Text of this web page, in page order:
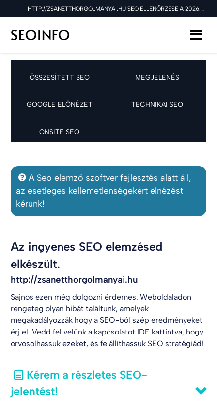
HTTP://ZSANETTHORGOLMANYAI.HU SEO ELLENŐRZÉSE A 2026.03.22 NAPON
ÖSSZESÍTETT SEO MEGJELENÉS
GOOGLE ELŐNÉZET TECHNIKAI SEO
ONSITE SEO
A Seo elemző szoftver fejlesztés alatt áll,
az esetleges kellemetlenségekért elnézést
kérünk!
Az ingyenes SEO elemzésed
elkészült.
http://zsanetthorgolmanyai.hu
Sajnos ezen még dolgozni érdemes. Weboldaladon
rengeteg olyan hibát találtunk, amelyek
megakadályozzák hogy a SEO-ból szép eredményeket
érj el. Vedd fel velünk a kapcsolatot IDE kattintva, hogy
orvosolhassuk ezeket, és felállíthassuk SEO stratégiád!
Kérem a részletes SEO-
jelentést!